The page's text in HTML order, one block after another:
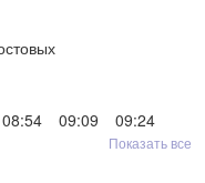
08:54 09:09
09:24
Показать все